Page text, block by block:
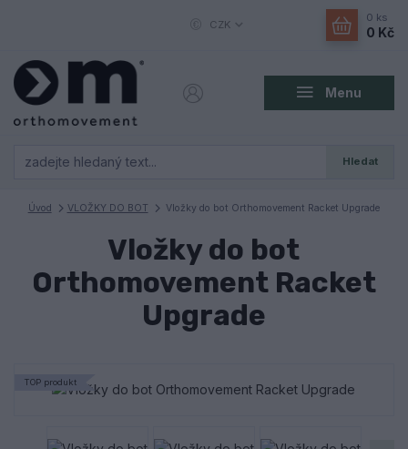
Menu
CZK
Hledat
0 ks
0 Kč
Úvod VLOŽKY DO BOT Vložky do bot Orthomovement Racket Upgrade
Vložky do bot
Orthomovement Racket
Upgrade
TOP produkt